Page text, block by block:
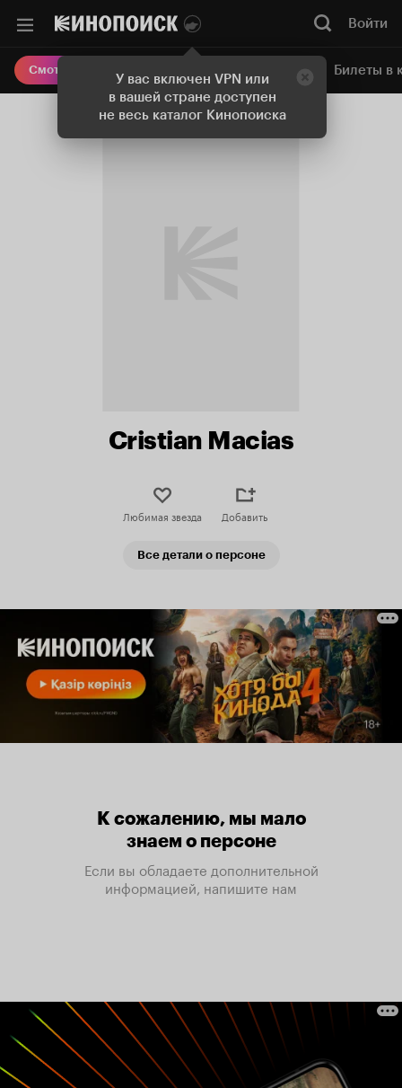
У вас включен VPN или
в вашей стране доступен
не весь каталог Кинопоиска
Войти
Смотреть кино Онлайн-кинотеатр Билеты в
Cristian Macias
Любимая звезда Добавить
Все детали о персоне
К сожалению, мы мало
знаем о персоне
Если вы обладаете дополнительной
информацией, напишите нам